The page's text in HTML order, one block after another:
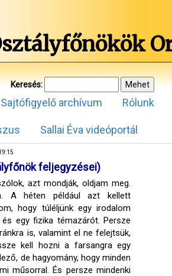
Keresés:
Sajtófigyelő archívum Rólunk
Sallai Éva videóportál
feljegyzései)
azt mondják, oldjam meg.
A héten például azt kellett
hogy túléljünk egy irodalom
egy fizika témazárót. Persze
is, valamint el ne felejtsük,
kell hozni a farsangra egy
de hagyomány, hogy minden
műsorral. És persze mindenki